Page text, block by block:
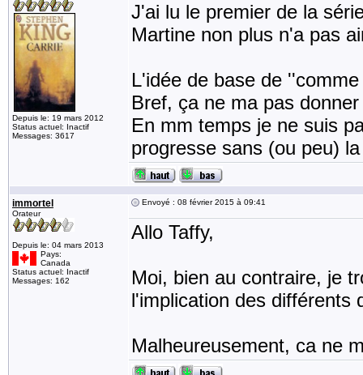
Depuis le: 19 mars 2012
Status actuel: Inactif
Messages: 3617
J'ai lu le premier de la
Martine non plus n'a pas
L'idée de base de
Bref, ça ne ma pas
En mm temps je ne suis
progresse sans (ou peu)
immortel
Orateur
Depuis le: 04 mars 2013
Pays:
Canada
Status actuel: Inactif
Messages: 162
Envoyé : 08 février 2015 à 09:41
Allo Taffy,
Moi, bien au contraire, je
l'implication des différents
Malheureusement, ca ne